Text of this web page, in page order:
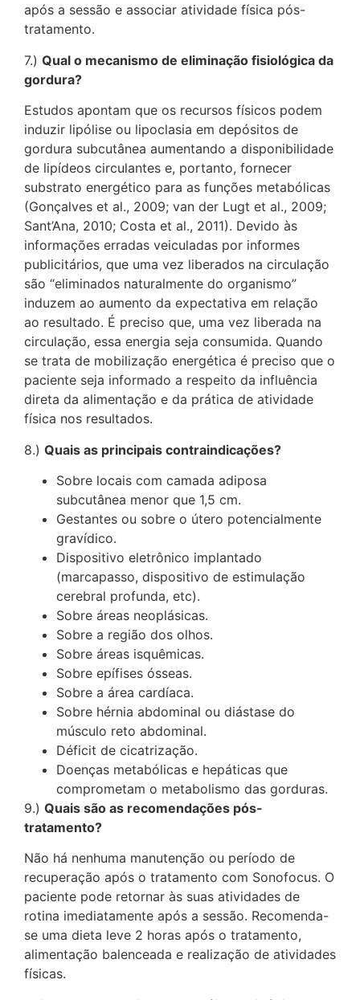
após a sessão e associar atividade física pós-
tratamento.
7.) Qual o mecanismo de eliminação fisiológica da
gordura?
Estudos apontam que os recursos físicos podem
induzir lipólise ou lipoclasia em depósitos de
gordura subcutânea aumentando a disponibilidade
de lipídeos circulantes e, portanto, fornecer
substrato energético para as funções metabólicas
(Gonçalves et al., 2009; van der Lugt et al., 2009;
Sant’Ana, 2010; Costa et al., 2011). Devido às
informações erradas veiculadas por informes
publicitários, que uma vez liberados na circulação
são “eliminados naturalmente do organismo”
induzem ao aumento da expectativa em relação
ao resultado. É preciso que, uma vez liberada na
circulação, essa energia seja consumida. Quando
se trata de mobilização energética é preciso que o
paciente seja informado a respeito da influência
direta da alimentação e da prática de atividade
física nos resultados.
8.) Quais as principais contraindicações?
Sobre locais com camada adiposa
subcutânea menor que 1,5 cm.
Gestantes ou sobre o útero potencialmente
gravídico.
Dispositivo eletrônico implantado
(marcapasso, dispositivo de estimulação
cerebral profunda, etc).
Sobre áreas neoplásicas.
Sobre a região dos olhos.
Sobre áreas isquêmicas.
Sobre epífises ósseas.
Sobre a área cardíaca.
Sobre hérnia abdominal ou diástase do
músculo reto abdominal.
Déficit de cicatrização.
Doenças metabólicas e hepáticas que
comprometam o metabolismo das gorduras.
9.) Quais são as recomendações pós-
tratamento?
Não há nenhuma manutenção ou período de
recuperação após o tratamento com Sonofocus. O
paciente pode retornar às suas atividades de
rotina imediatamente após a sessão. Recomenda-
se uma dieta leve 2 horas após o tratamento,
alimentação balenceada e realização de atividades
físicas.